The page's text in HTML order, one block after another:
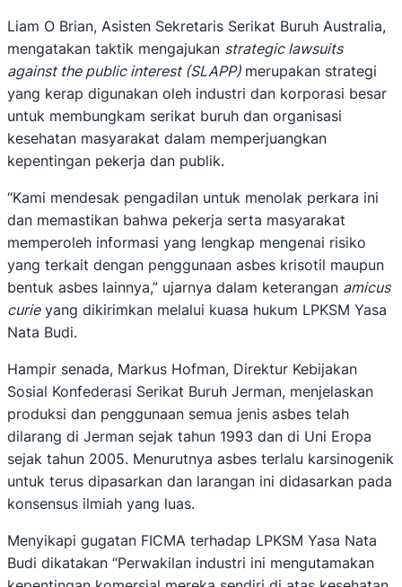
Liam O Brian, Asisten Sekretaris Serikat Buruh Australia,
mengatakan taktik mengajukan strategic lawsuits
against the public interest (SLAPP) merupakan strategi
yang kerap digunakan oleh industri dan korporasi besar
untuk membungkam serikat buruh dan organisasi
kesehatan masyarakat dalam memperjuangkan
kepentingan pekerja dan publik.
“Kami mendesak pengadilan untuk menolak perkara ini
dan memastikan bahwa pekerja serta masyarakat
memperoleh informasi yang lengkap mengenai risiko
yang terkait dengan penggunaan asbes krisotil maupun
bentuk asbes lainnya,” ujarnya dalam keterangan amicus
curieyang dikirimkan melalui kuasa hukum LPKSM Yasa
Nata Budi.
Hampir senada, Markus Hofman, Direktur Kebijakan
Sosial Konfederasi Serikat Buruh Jerman, menjelaskan
produksi dan penggunaan semua jenis asbes telah
dilarang di Jerman sejak tahun 1993 dan di Uni Eropa
sejak tahun 2005. Menurutnya asbes terlalu karsinogenik
untuk terus dipasarkan dan larangan ini didasarkan pada
konsensus ilmiah yang luas.
Menyikapi gugatan FICMA terhadap LPKSM Yasa Nata
Budi dikatakan “Perwakilan industri ini mengutamakan